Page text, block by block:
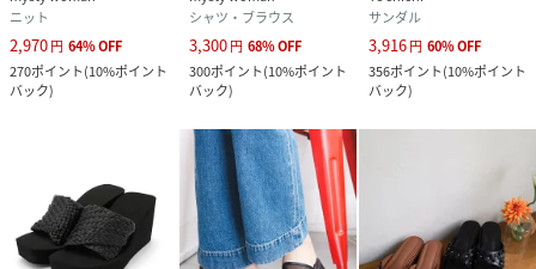
ニット
2,970円 64%OFF
270ポイント(10%ポイント
バック)
シャツ・ブラウス
3,300円 68%OFF
300ポイント(10%ポイント
バック)
サンダル
3,916円 60%OFF
356ポイント(10%ポイント
バック)